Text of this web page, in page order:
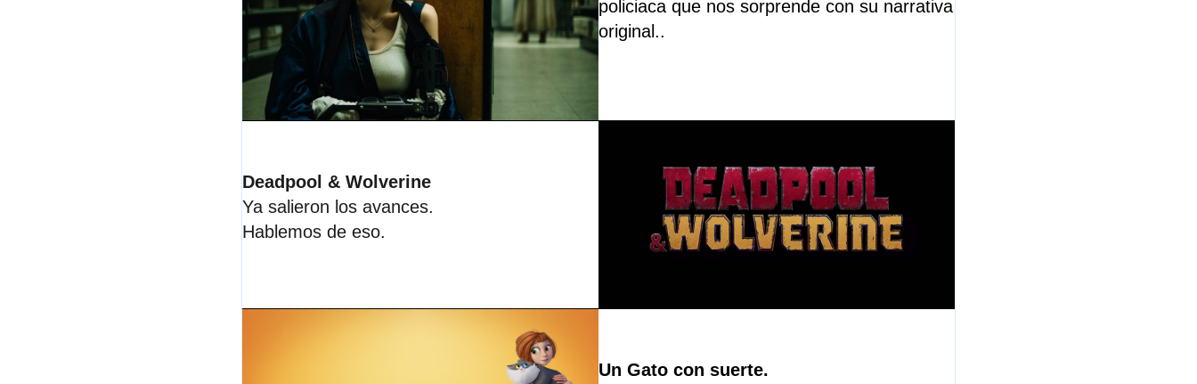
policiaca que nos sorprende con su narrativa
original..
Deadpool & Wolverine
Ya salieron los avances.
Hablemos de eso.
Un Gato con suerte.